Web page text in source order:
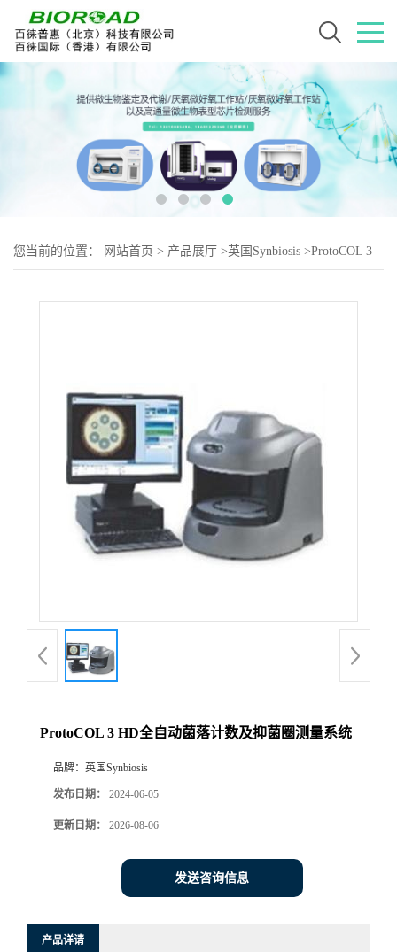
您当前的位置： 网站首页 > 产品展厅 >英国Synbiosis >ProtoCOL 3
ProtoCOL 3 HD全自动菌落计数及抑菌圈测量系统
品牌： 英国Synbiosis
发布日期： 2024-06-05
更新日期： 2026-08-06
发送咨询信息
产品详请